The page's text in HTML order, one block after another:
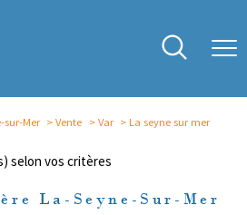
sur-Mer Vente Var La seyne sur mer
selon vos critères
La-Seyne-Sur-Mer